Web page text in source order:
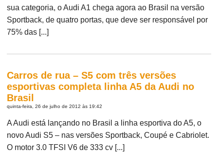
sua categoria, o Audi A1 chega agora ao Brasil na versão
Sportback, de quatro portas, que deve ser responsável por
75% das [...]
Carros de rua – S5 com três versões
esportivas completa linha A5 da Audi no
Brasil
quinta-feira, 26 de julho de 2012 às 19:42
A Audi está lançando no Brasil a linha esportiva do A5, o
novo Audi S5 – nas versões Sportback, Coupé e Cabriolet.
O motor 3.0 TFSI V6 de 333 cv [...]